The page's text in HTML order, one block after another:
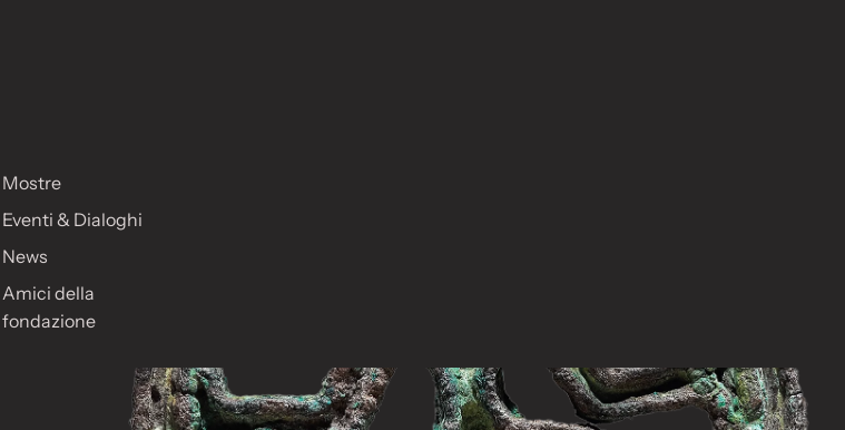
Mostre
Eventi & Dialoghi
News
Amici della
fondazione